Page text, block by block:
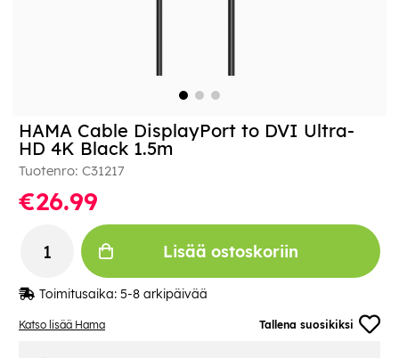
Katso lisää Hama Tallena suosikiksi
HAMA Cable DisplayPort to DVI Ultra-
HD 4K Black 1.5m
Tuotenro: C31217
€26.99
Lisää ostoskoriin
Toimitusaika: 5-8 arkipäivää